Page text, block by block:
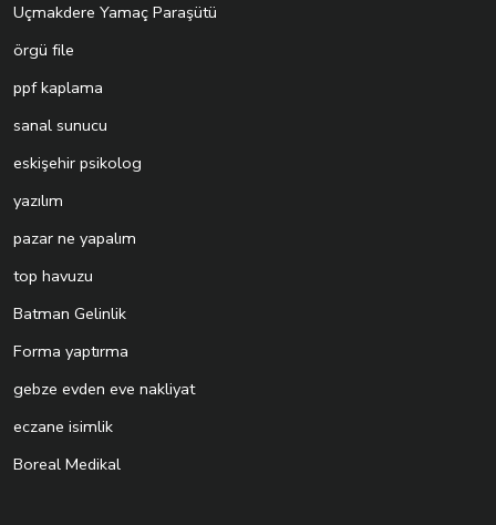
Uçmakdere Yamaç Paraşütü
örgü file
ppf kaplama
sanal sunucu
eskişehir psikolog
yazılım
pazar ne yapalım
top havuzu
Batman Gelinlik
Forma yaptırma
gebze evden eve nakliyat
eczane isimlik
Boreal Medikal